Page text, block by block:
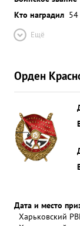
Кто наградил
Ещё
Орден
Дата и место
Харьковский